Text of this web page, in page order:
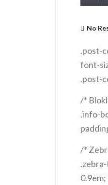
No
.post-
font-
.post-
.post-
/*
.info-
.alert-
/*